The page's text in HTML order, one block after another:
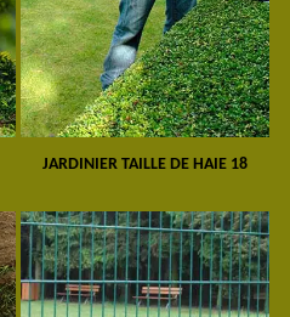
JARDINIER TAILLE DE HAIE 18